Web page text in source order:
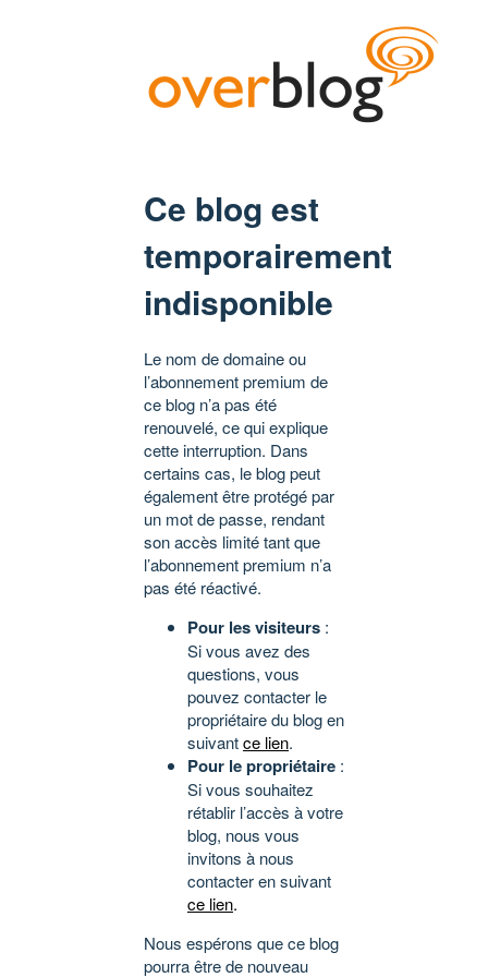
Ce blog est
temporairement
indisponible
Le nom de domaine ou
l’abonnement premium de
ce blog n’a pas été
renouvelé, ce qui explique
cette interruption. Dans
certains cas, le blog peut
également être protégé par
un mot de passe, rendant
son accès limité tant que
l’abonnement premium n’a
pas été réactivé.
Pour les visiteurs :
Si vous avez des
questions, vous
pouvez contacter le
propriétaire du blog en
suivantce lien.
Pour le propriétaire :
Si vous souhaitez
rétablir l’accès à votre
blog, nous vous
invitons à nous
contacter en suivant
ce lien.
Nous espérons que ce blog
pourra être de nouveau